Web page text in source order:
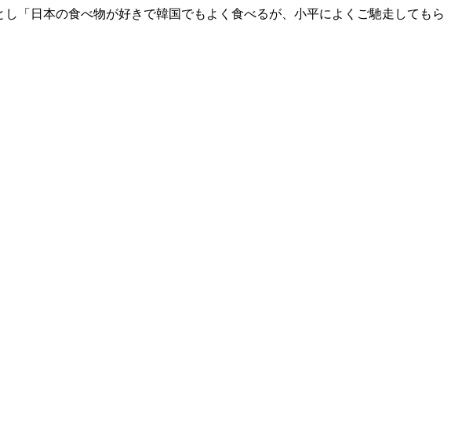
「日本の食べ物が好きで韓国でもよく食べるが、小平によくご馳走してもら